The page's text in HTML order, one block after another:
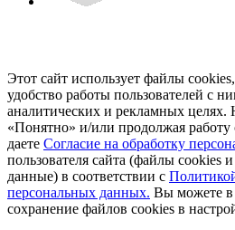
Этот сайт использует файлы
удобство работы пользователей с
аналитических и рекламных
«Понятно» и/или продолжая
даете Согласие на обработку
пользователя сайта (файлы cookies
данные) в соответствии с
персональных данных. Вы можете в
сохранение файлов cookies в